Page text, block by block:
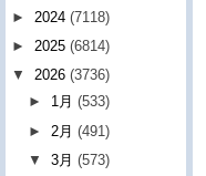
► 2024 (7118)
► 2025 (6814)
▼ 2026 (3736)
► 1月(533)
► 2月(491)
▼3月(573)